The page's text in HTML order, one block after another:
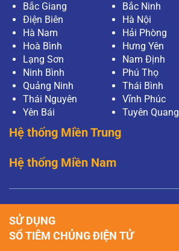
Bắc Giang
Bắc Ninh
Điện Biên
Hà Nội
Hà Nam
Hải Phòng
Hoà Bình
Hưng Yên
Lạng Sơn
Nam Định
Ninh Bình
Phú Thọ
Quảng Ninh
Thái Bình
Thái Nguyên
Vĩnh Phúc
Yên Bái
Tuyên Quang
Hệ thống Miền Trung
Hệ thống Miền Nam
SỬ DỤNG
SỔ TIÊM CHỦNG ĐIỆN TỬ